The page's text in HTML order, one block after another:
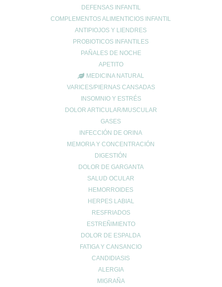
DEFENSAS INFANTIL
COMPLEMENTOS ALIMENTICIOS INFANTIL
ANTIPIOJOS Y LIENDRES
PROBIOTICOS INFANTILES
PAÑALES DE NOCHE
APETITO
MEDICINA NATURAL
VARICES/PIERNAS CANSADAS
INSOMNIO Y ESTRÉS
DOLOR ARTICULAR/MUSCULAR
GASES
INFECCIÓN DE ORINA
MEMORIA Y CONCENTRACIÓN
DIGESTIÓN
DOLOR DE GARGANTA
SALUD OCULAR
HEMORROIDES
HERPES LABIAL
RESFRIADOS
ESTREÑIMIENTO
DOLOR DE ESPALDA
FATIGA Y CANSANCIO
CANDIDIASIS
ALERGIA
MIGRAÑA